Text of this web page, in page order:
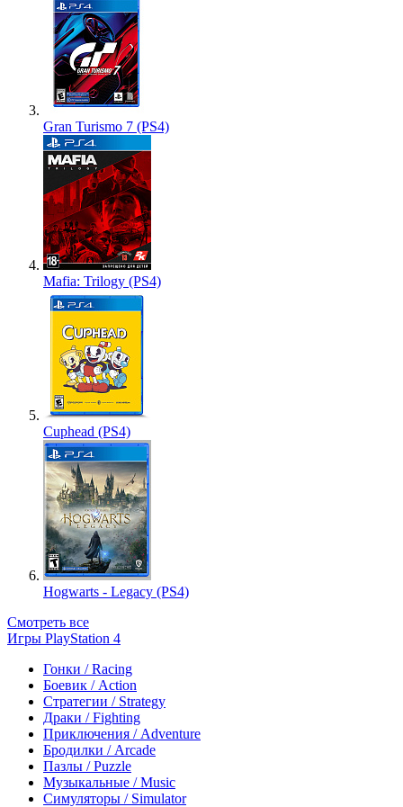
Gran Turismo 7 (PS4)
Mafia: Trilogy (PS4)
Cuphead (PS4)
Hogwarts - Legacy (PS4)
Смотреть все
Игры PlayStation 4
Гонки / Racing
Боевик / Action
Стратегии / Strategy
Драки / Fighting
Приключения / Adventure
Бродилки / Arcade
Пазлы / Puzzle
Музыкальные / Music
Симуляторы / Simulator